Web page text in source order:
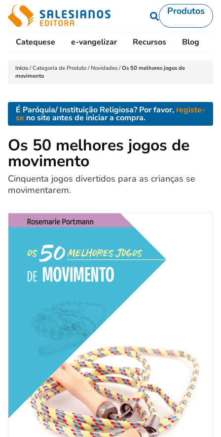
Produtos
Catequese e-vangelizar Recursos Blog
Início /Categoria de Produto / Novidades /Os 50 melhores jogos de
movimento
É Paróquia/ Instituição Religiosa? Por favor, registe-
se no site antes de iniciar a compra.
Os 50 melhores jogos de
movimento
Cinquenta jogos divertidos para as crianças se
movimentarem.